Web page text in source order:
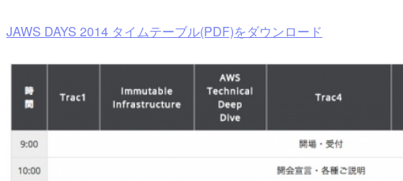
JAWS DAYS 2014 タイムテーブル(PDF)をダウンロード